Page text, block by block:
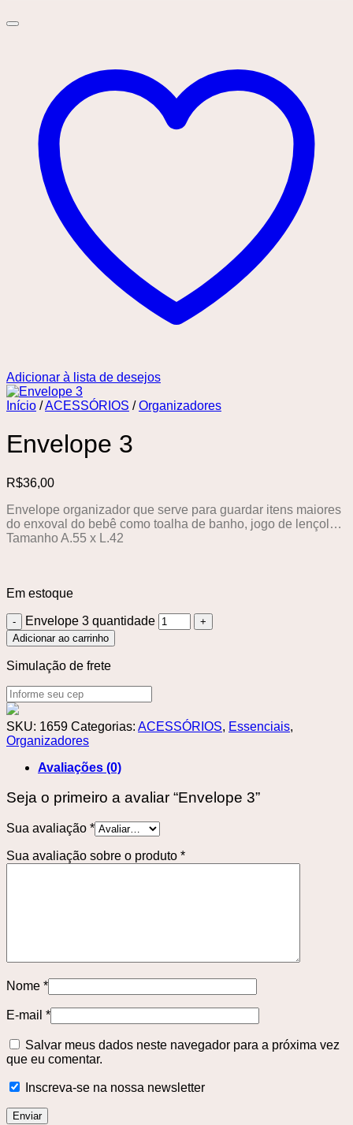
Adicionar à lista de desejos
Início /ACESSÓRIOS / Organizadores
Envelope 3
R$36,00
Envelope organizador que serve para guardar itens maiores
do enxoval do bebê como toalha de banho, jogo de lençol…
Tamanho A.55 x L.42
Em estoque
Envelope 3 quantidade
Adicionar ao carrinho
Simulação de frete
SKU: 1659 Categorias: ACESSÓRIOS, Essenciais,
Organizadores
Avaliações (0)
Seja o primeiro a avaliar “Envelope 3”
Sua avaliação *
Sua avaliação sobre o produto *
Nome *
E-mail *
Salvar meus dados neste navegador para a próxima vez
que eu comentar.
Inscreva-se na nossa newsletter